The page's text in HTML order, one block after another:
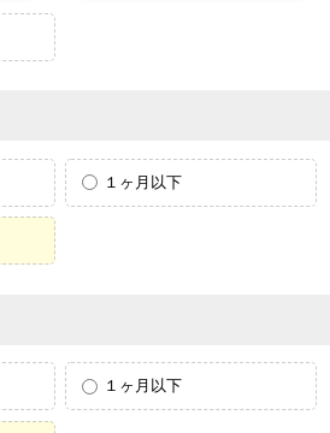
１ヶ月以下
１ヶ月以下